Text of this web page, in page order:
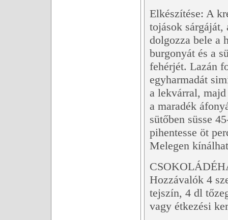
Elkészítése: A
tojások sárgáját,
dolgozza bele a
burgonyát és a
fehérjét. Lazán
egyharmadát
a lekvárral,
a maradék
sütőben süsse
pihentesse öt
Melegen
Hozzávalók 4
tejszín, 4 dl
vagy étkezési